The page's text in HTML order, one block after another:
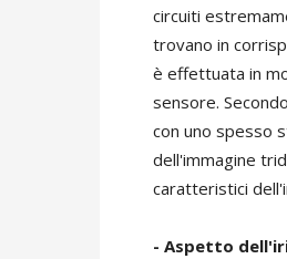
circuiti
trovano in
è effettuata in
sensore.
con uno spesso
dell'immagine
caratteristici
- Aspetto